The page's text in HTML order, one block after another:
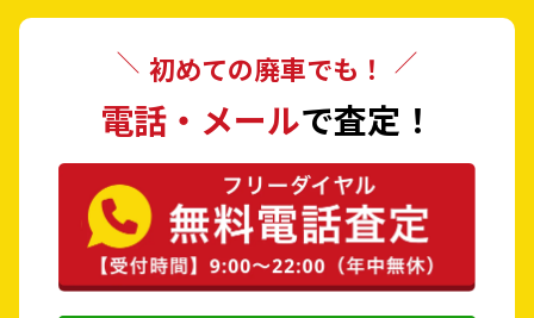
羽島郡 笠松町 養老郡 養老町
不破郡 垂井町 不破郡 関ケ原町
安八郡 神戸町 安八郡 輪之内町
初めての廃車でも！
電話・メールで査定！